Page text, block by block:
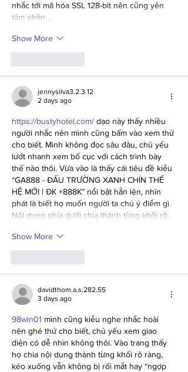
nhắc tới mã hóa SSL 128-bit nên cũng yên
tâm phần…
Show More
jennysilva3.2.3.12
2 days ago
https://bustyhotel.com/ dạo này thấy nhiều
người nhắc nên mình cũng bấm vào xem thử
cho biết. Mình không đọc sâu đâu, chủ yếu
lướt nhanh xem bố cục với cách trình bày
thế nào thôi. Vừa vào là thấy cái tiêu đề kiểu
“GA888 - ĐẤU TRƯỜNG XANH CHÍN THẾ
HỆ MỚI | ĐK +888K” nổi bật hẳn lên, nhìn
phát là biết họ muốn người ta chú ý điểm gì.
Nội dung phía dưới chia thành từng khối rõ…
Show More
davidthom.a.s.282.55
3 days ago
98win01 mình cũng kiểu nghe nhắc hoài
nên ghé thử cho biết, chủ yếu xem giao
diện có dễ nhìn không thôi. Vào trang thấy
họ chia nội dung thành từng khối rõ ràng,
kéo xuống vẫn không bị rối mắt hay “ngợp